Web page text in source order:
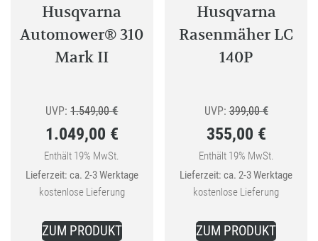
Husqvarna
Automower® 310
Mark II
UVP: 1.549,00€Ursprünglicher
Preis
1.549,00 €
1.049,00 €
Aktueller
Preis
1.049,00 €.
Enthält 19% MwSt.
Lieferzeit: ca. 2-3 Werktage
kostenlose Lieferung
ZUM PRODUKT
Husqvarna
Rasenmäher LC
140P
UVP: 399,00€
war:
399,00 €
355,00 €
Aktueller
Preis
355,00 €.
Enthält 19% MwSt.
Lieferzeit: ca. 2-3 Werktage
kostenlose Lieferung
ZUM PRODUKT